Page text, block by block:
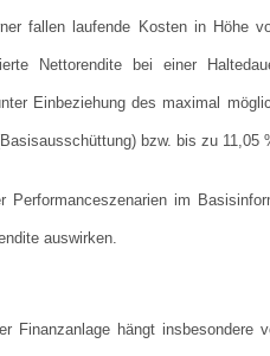
fallen laufende Kosten in Höhe
Nettorendite bei einer
Einbeziehung des maximal
bzw. bis zu
im
auswirken.
Finanzanlage hängt